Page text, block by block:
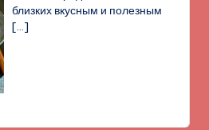
близких вкусным и полезным
[…]